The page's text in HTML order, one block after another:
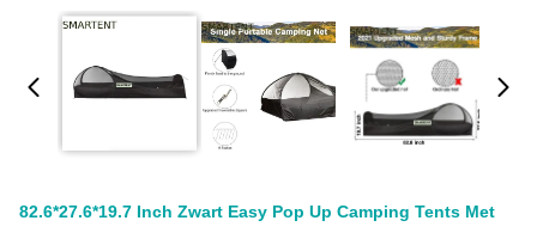
82.6*27.6*19.7 Inch Zwart Easy Pop Up Camping Tents Met